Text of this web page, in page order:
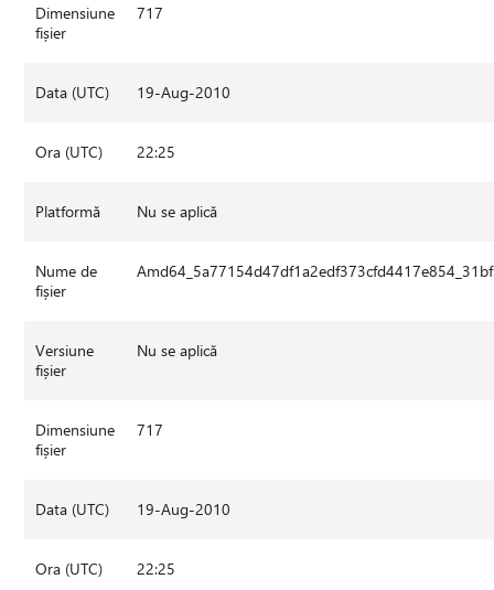
Dimensiune
fișier
717
Data (UTC) 19-Aug-2010
Ora (UTC) 22:25
Platformă Nu se aplică
Nume de
fișier
Versiune
fișier
Nu se aplică
Dimensiune
fișier
717
Data (UTC) 19-Aug-2010
Ora (UTC) 22:25